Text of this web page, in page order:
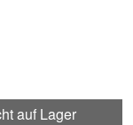
auf Lager